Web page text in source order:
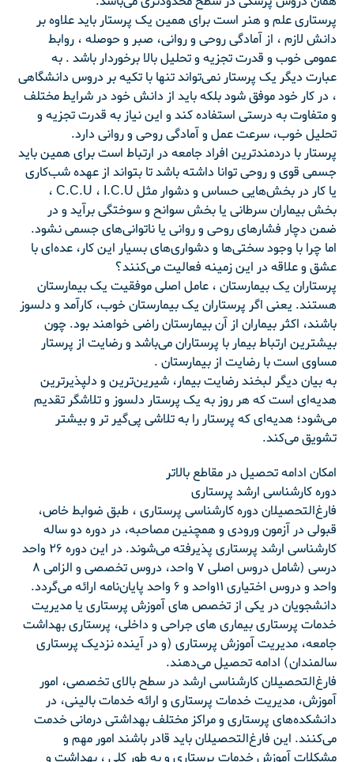
پرستاری علم و هنر است برای همین یک پرستار باید علاوه بر
دانش لازم ، از آمادگی روحی و روانی، صبر و حوصله ، روابط
عمومی خوب و قدرت تجزیه و تحلیل بالا برخوردار باشد . به
عبارت دیگر یک پرستار نمی‌تواند تنها با تکیه بر دروس دانشگاهی
، در کار خود موفق شود بلکه باید از دانش خود در شرایط مختلف
و متفاوت به درستی استفاده کند و این نیاز به قدرت تجزیه و
تحلیل خوب، سرعت عمل و آمادگی روحی و روانی دارد.
پرستار با دردمندترین افراد جامعه در ارتباط است برای همین باید
جسمی قوی و روحی توانا داشته باشد تا بتواند از عهده شب‌کاری
یا کار در بخش‌هایی حساس و دشوار مثل C.C.U ، I.C.U ،
بخش بیماران سرطانی یا بخش سوانح و سوختگی برآید و در
ضمن دچار فشارهای روحی و روانی یا ناتوانی‌های جسمی نشود.
اما چرا با وجود سختی‌ها و دشواری‌های بسیار این کار، عده‌ای با
عشق و علاقه در این زمینه فعالیت می‌کنند؟
پرستاران یک بیمارستان ، عامل اصلی موفقیت یک بیمارستان
هستند. یعنی اگر پرستاران یک بیمارستان خوب، کارآمد و دلسوز
باشند، اکثر بیماران از آن بیمارستان راضی خواهند بود. چون
بیشترین ارتباط بیمار با پرستاران می‌باشد و رضایت از پرستار
مساوی است با رضایت از بیمارستان .
به بیان دیگر لبخند رضایت بیمار، شیرین‌ترین و دلپذیرترین
هدیه‌ای است که هر روز به یک پرستار دلسوز و تلاشگر تقدیم
می‌شود؛ هدیه‌ای که پرستار را به تلاشی پی‌گیر تر و بیشتر
تشویق می‌کند.
امکان ادامه تحصیل در مقاطع بالاتر
دوره کارشناسی ارشد پرستاری
فارغ‌التحصیلان دوره کارشناسی پرستاری ، طبق ضوابط خاص،
قبولی در آزمون ورودی و همچنین مصاحبه، در دوره دو ساله
کارشناسی ارشد پرستاری پذیرفته می‌شوند. در این دوره ۲۶ واحد
درسی (شامل دروس اصلی ۷ واحد، دروس تخصصی و الزامی ۸
واحد و دروس اختیاری ۱۱واحد و ۶ واحد پایان‌نامه ارائه می‌گردد.
دانشجویان در یکی از تخصص های آموزش پرستاری یا مدیریت
خدمات پرستاری بیماری های جراحی و داخلی، پرستاری بهداشت
جامعه، مدیریت آموزش پرستاری (و در آینده نزدیک پرستاری
سالمندان) ادامه تحصیل می‌دهند.
فارغ‌التحصیلان کارشناسی ارشد در سطح بالای تخصصی، امور
آموزش، مدیریت خدمات پرستاری و ارائه خدمات بالینی، در
دانشکده‌های پرستاری و مراکز مختلف بهداشتی درمانی خدمت
می‌کنند. این فارغ‌التحصیلان باید قادر باشند امور مهم و
مشکلات آموزش خدمات پرستاری و به طور کلی ، بهداشت و